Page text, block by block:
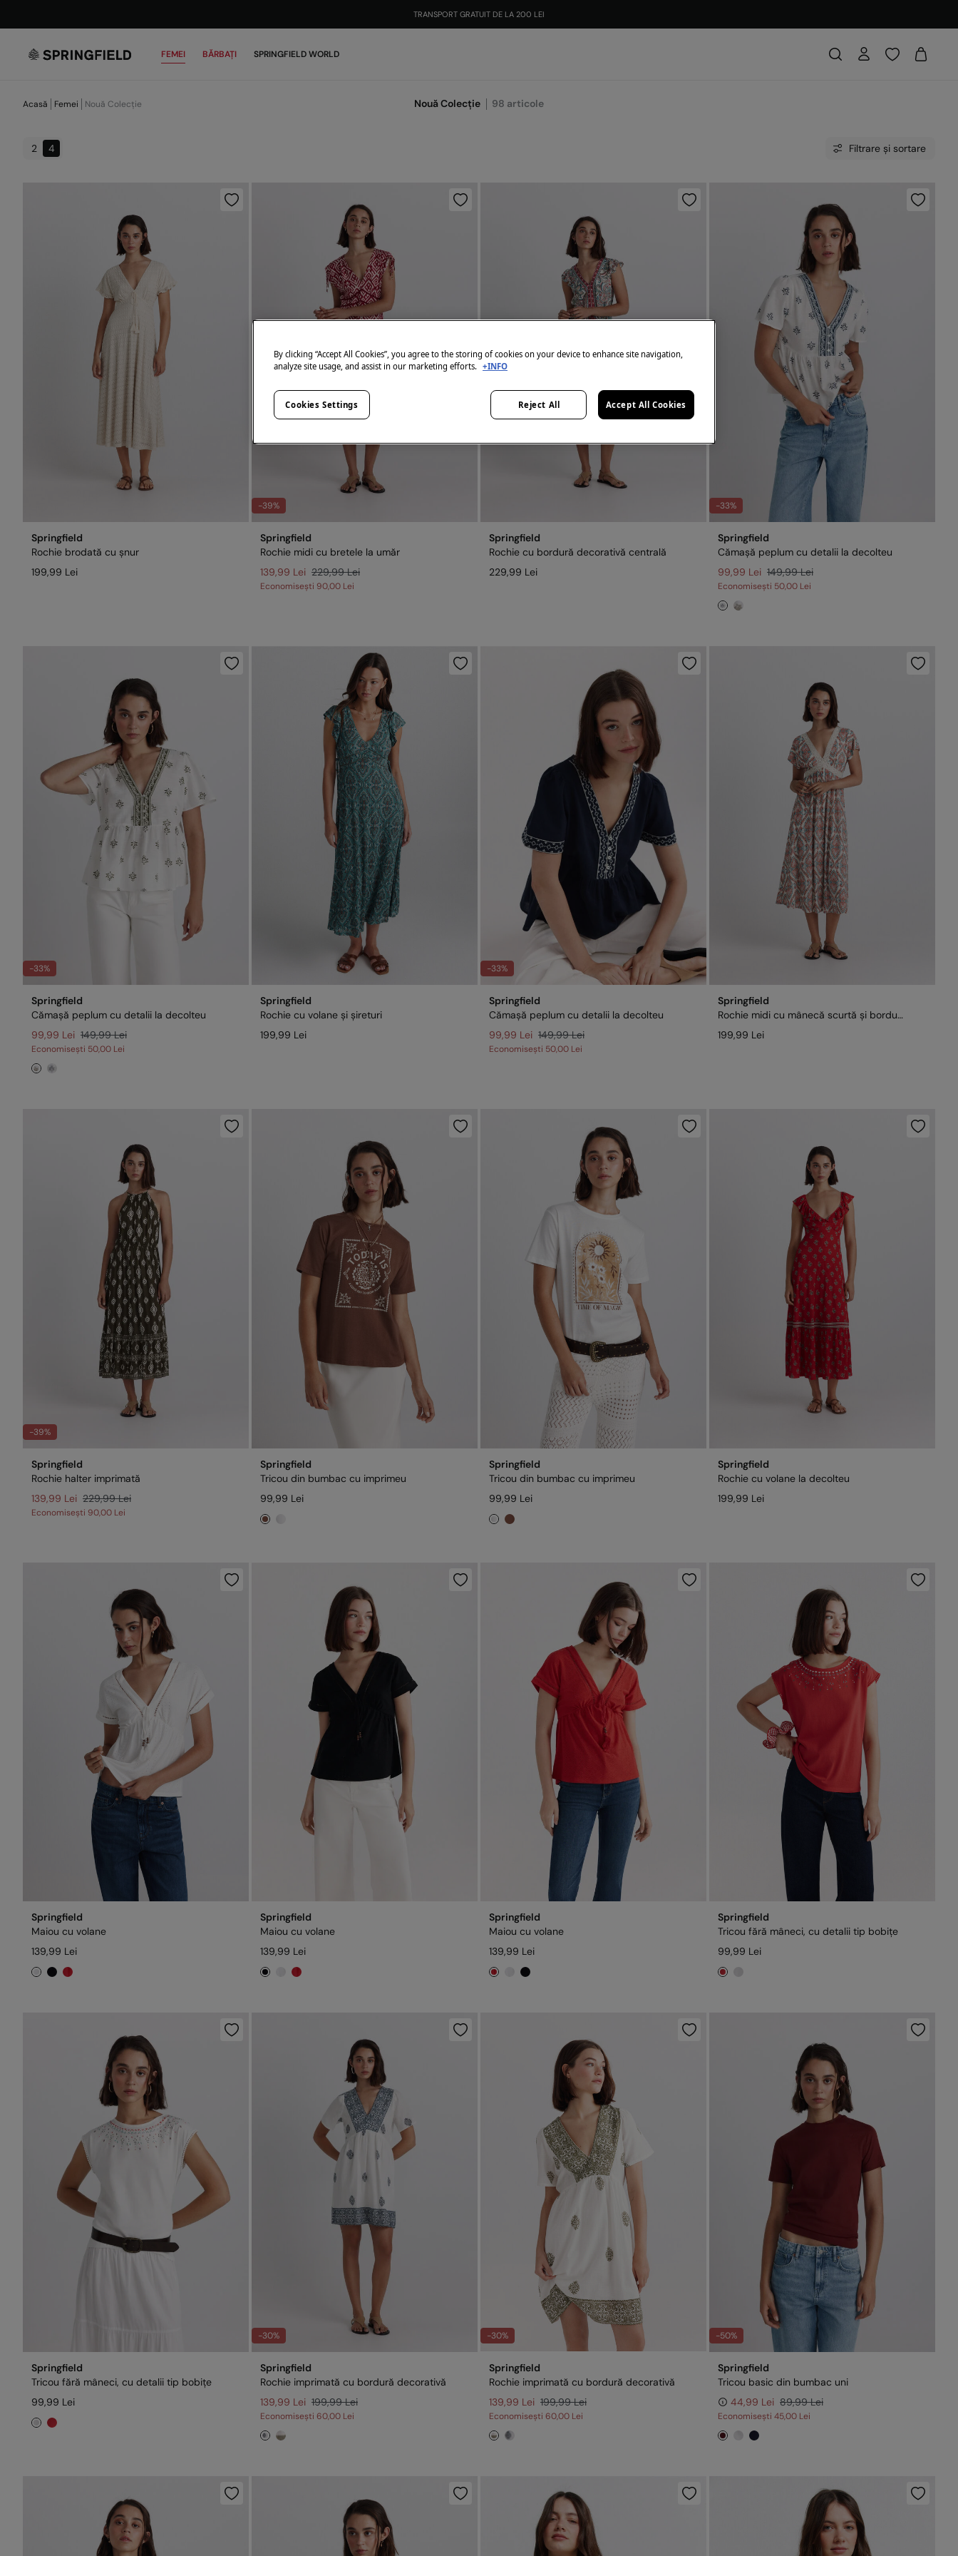
TRANSPORT GRATUIT DE LA 200 LEI
FEMEI BĂRBAȚI SPRINGFIELD WORLD
Acasă Femei Nouă Colecție Nouă Colecție 98 articole
2 4 Filtrare și sortare
Springfield
Rochie brodată cu șnur
199,99 Lei
-39%
Springfield
Rochie midi cu bretele la umăr
139,99 Lei 229,99 Lei
Economisești 90,00 Lei
Springfield
Rochie cu bordură decorativă centrală
229,99 Lei
-33%
Springfield
Cămașă peplum cu detalii la decolteu
99,99 Lei 149,99 Lei
Economisești 50,00 Lei
-33%
Springfield
Cămașă peplum cu detalii la decolteu
99,99 Lei 149,99 Lei
Economisești 50,00 Lei
Springfield
Rochie cu volane și șireturi
199,99 Lei
-33%
Springfield
Cămașă peplum cu detalii la decolteu
99,99 Lei 149,99 Lei
Economisești 50,00 Lei
Springfield
Rochie midi cu mânecă scurtă și bordură
199,99 Lei
-39%
Springfield
Rochie halter imprimată
139,99 Lei 229,99 Lei
Economisești 90,00 Lei
Springfield
Tricou din bumbac cu imprimeu
99,99 Lei
Springfield
Tricou din bumbac cu imprimeu
99,99 Lei
Springfield
Rochie cu volane la decolteu
199,99 Lei
Springfield
Maiou cu volane
139,99 Lei
Springfield
Maiou cu volane
139,99 Lei
Springfield
Maiou cu volane
139,99 Lei
Springfield
Tricou fără mâneci, cu detalii tip bobițe
99,99 Lei
Springfield
Tricou fără mâneci, cu detalii tip bobițe
99,99 Lei
-30%
Springfield
Rochie imprimată cu bordură decorativă
139,99 Lei 199,99 Lei
Economisești 60,00 Lei
-30%
Springfield
Rochie imprimată cu bordură decorativă
139,99 Lei 199,99 Lei
Economisești 60,00 Lei
-50%
Springfield
Tricou basic din bumbac uni
44,99 Lei 89,99 Lei
Economisești 45,00 Lei
By clicking “Accept All Cookies”, you agree to the storing of cookies on your device to enhance site navigation,
analyze site usage, and assist in our marketing efforts. +INFO
Reject All Accept All Cookies
Cookies Settings